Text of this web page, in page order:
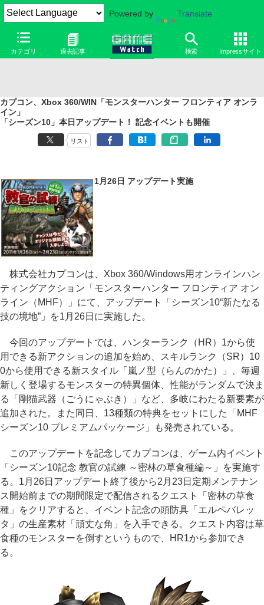
Powered by Translate
カテゴリ 過去記事 検索 Impressサイト
カプコン、Xbox 360/WIN「モンスターハンター フロンティア オンラ
イン」
「シーズン10」本日アップデート！ 記念イベントも開催
リスト
1月26日 アップデート実施
株式会社カプコンは、Xbox 360/Windows用オンラインハン
ティングアクション「モンスターハンター フロンティア オン
ライン（MHF）」にて、アップデート「シーズン10“新たなる
技の境地”」を1月26日に実施した。
今回のアップデートでは、ハンターランク（HR）1から使
用できる新アクションの追加を始め、スキルランク（SR）10
0から使用できる新スタイル「嵐ノ型（らんのかた）」、毎週
新しく登場するモンスターの特異個体、性能がランダムで決ま
る「剛猫武器（ごうにゃぶき）」など、多岐にわたる新要素が
追加された。また同日、13種類の特典をセットにした「MHF
シーズン10 プレミアムパッケージ」も発売されている。
このアップデートを記念してカプコンは、ゲーム内イベント
「シーズン10記念 教官の試練 ～密林の草食種編～」を実施す
る。1月26日アップデート終了後から2月23日定期メンテナン
ス開始前までの期間限定で配信されるクエスト「密林の草食
種」をクリアすると、イベント記念の頭防具「エルペバレッ
タ」の生産素材「頑丈な角」を入手できる。クエスト内容は草
食種のモンスターを倒すというもので、HR1から参加でき
る。